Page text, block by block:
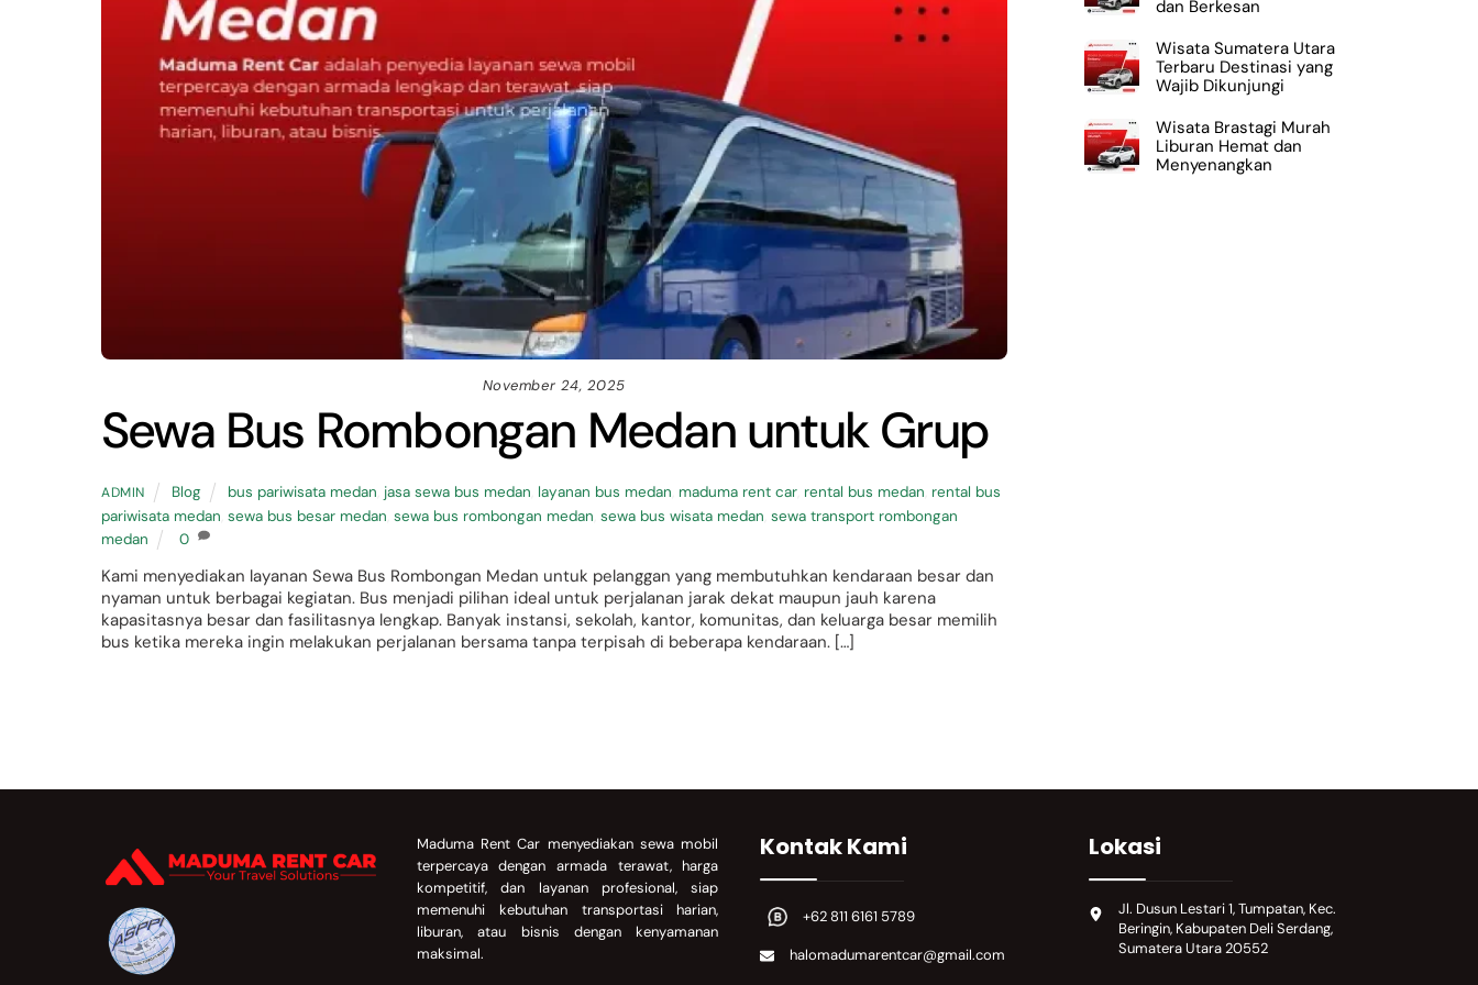
November 24, 2025
Sewa Bus Rombongan Medan untuk Grup
ADMIN Blog bus pariwisata medan jasa sewa bus medan layanan bus medan maduma rent car rental bus medan rental bus
pariwisata medan sewa bus besar medan sewa bus rombongan medan sewa bus wisata medan sewa transport rombongan
medan
0
Kami menyediakan layanan Sewa Bus Rombongan Medan untuk pelanggan yang membutuhkan kendaraan besar dan
nyaman untuk berbagai kegiatan. Bus menjadi pilihan ideal untuk perjalanan jarak dekat maupun jauh karena
kapasitasnya besar dan fasilitasnya lengkap. Banyak instansi, sekolah, kantor, komunitas, dan keluarga besar memilih
bus ketika mereka ingin melakukan perjalanan bersama tanpa terpisah di beberapa kendaraan. […]
dan Berkesan
Wisata Sumatera Utara
Terbaru Destinasi yang
Wajib Dikunjungi
Wisata Brastagi Murah
Liburan Hemat dan
Menyenangkan
Maduma Rent Car menyediakan sewa mobil
terpercaya dengan armada terawat, harga
kompetitif, dan layanan profesional, siap
memenuhi kebutuhan transportasi harian,
liburan, atau bisnis dengan kenyamanan
maksimal.
Kontak Kami
+62 811 6161 5789
halomadumarentcar@gmail.com
Lokasi
Jl. Dusun Lestari 1, Tumpatan, Kec.
Beringin, Kabupaten Deli Serdang,
Sumatera Utara 20552